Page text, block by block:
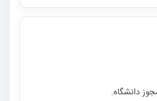
دانشگاه.